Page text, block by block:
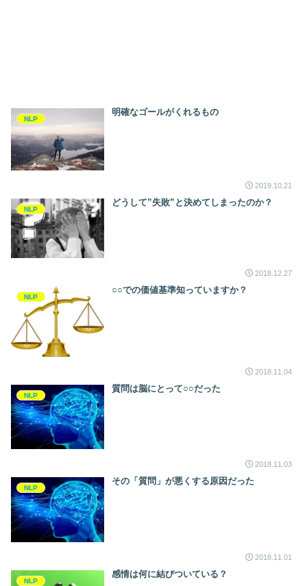
NLP
明確なゴールがくれるもの
2019.10.21
NLP
どうして”失敗”と決めてしまったのか？
2018.12.27
NLP
○○での価値基準知っていますか？
2018.11.04
NLP
質問は脳にとって○○だった
2018.11.03
NLP
その「質問」が悪くする原因だった
2018.11.01
NLP
感情は何に結びついている？